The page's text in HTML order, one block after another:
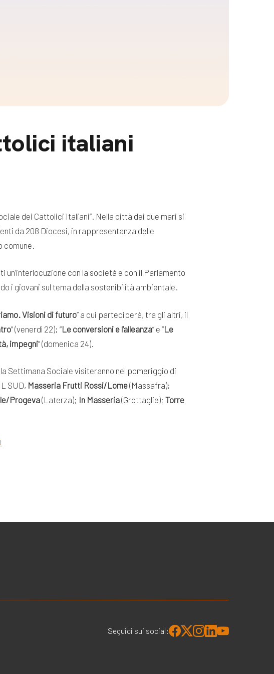
italiani
dei Cattolici Italiani”. Nella città dei due mari si
da 208 Diocesi, in rappresentanza delle
con la società e con il Parlamento
i giovani sul tema della sostenibilità ambientale.
Visioni di futuro” a cui parteciperà, tra gli altri, il
” (venerdì 22); “Le conversioni e l’alleanza” e “Le
impegni” (domenica 24).
Settimana Sociale visiteranno nel pomeriggio di
SUD, Masseria Frutti Rossi/Lome(Massafra);
Progeva(Laterza); In Masseria(Grottaglie); Torre
Seguici sui social: